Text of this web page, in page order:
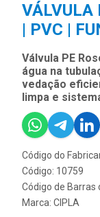
VÁLVULA
| PVC |
Válvula PE
água na
vedação
limpa e
Código do
Código: 10759
Código de Barras
Marca: CIPLA